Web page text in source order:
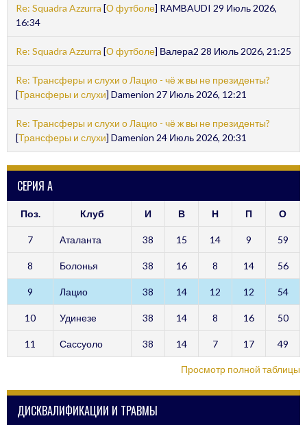
Re: Squadra Azzurra [О футболе] RAMBAUDI 29 Июль 2026,
16:34
Re: Squadra Azzurra [О футболе] Валера2 28 Июль 2026, 21:25
Re: Трансферы и слухи о Лацио - чё ж вы не президенты?
[Трансферы и слухи] Damenion 27 Июль 2026, 12:21
Re: Трансферы и слухи о Лацио - чё ж вы не президенты?
[Трансферы и слухи] Damenion 24 Июль 2026, 20:31
СЕРИЯ А
Поз. Клуб И В Н П О
7 Аталанта 38 15 14 9 59
8 Болонья 38 16 8 14 56
9 Лацио 38 14 12 12 54
10 Удинезе 38 14 8 16 50
11 Сассуоло 38 14 7 17 49
Просмотр полной таблицы
ДИСКВАЛИФИКАЦИИ И ТРАВМЫ